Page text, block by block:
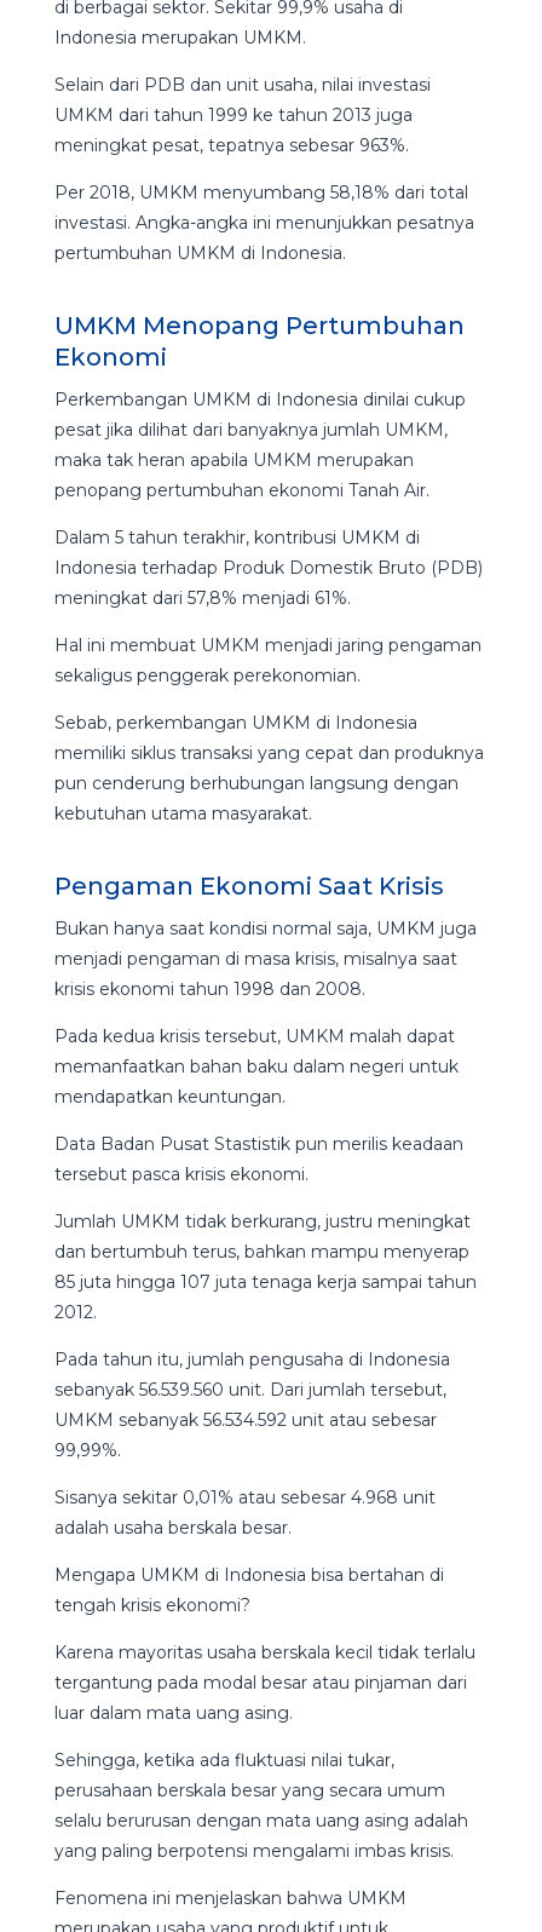
di berbagai sektor. Sekitar 99,9% usaha di
Indonesia merupakan UMKM.
Selain dari PDB dan unit usaha, nilai investasi
UMKM dari tahun 1999 ke tahun 2013 juga
meningkat pesat, tepatnya sebesar 963%.
Per 2018, UMKM menyumbang 58,18% dari total
investasi. Angka-angka ini menunjukkan pesatnya
pertumbuhan UMKM di Indonesia.
UMKM Menopang Pertumbuhan
Ekonomi
Perkembangan UMKM di Indonesia dinilai cukup
pesat jika dilihat dari banyaknya jumlah UMKM,
maka tak heran apabila UMKM merupakan
penopang pertumbuhan ekonomi Tanah Air.
Dalam 5 tahun terakhir, kontribusi UMKM di
Indonesia terhadap Produk Domestik Bruto (PDB)
meningkat dari 57,8% menjadi 61%.
Hal ini membuat UMKM menjadi jaring pengaman
sekaligus penggerak perekonomian.
Sebab, perkembangan UMKM di Indonesia
memiliki siklus transaksi yang cepat dan produknya
pun cenderung berhubungan langsung dengan
kebutuhan utama masyarakat.
Pengaman Ekonomi Saat Krisis
Bukan hanya saat kondisi normal saja, UMKM juga
menjadi pengaman di masa krisis, misalnya saat
krisis ekonomi tahun 1998 dan 2008.
Pada kedua krisis tersebut, UMKM malah dapat
memanfaatkan bahan baku dalam negeri untuk
mendapatkan keuntungan.
Data Badan Pusat Stastistik pun merilis keadaan
tersebut pasca krisis ekonomi.
Jumlah UMKM tidak berkurang, justru meningkat
dan bertumbuh terus, bahkan mampu menyerap
85 juta hingga 107 juta tenaga kerja sampai tahun
2012.
Pada tahun itu, jumlah pengusaha di Indonesia
sebanyak 56.539.560 unit. Dari jumlah tersebut,
UMKM sebanyak 56.534.592 unit atau sebesar
99,99%.
Sisanya sekitar 0,01% atau sebesar 4.968 unit
adalah usaha berskala besar.
Mengapa UMKM di Indonesia bisa bertahan di
tengah krisis ekonomi?
Karena mayoritas usaha berskala kecil tidak terlalu
tergantung pada modal besar atau pinjaman dari
luar dalam mata uang asing.
Sehingga, ketika ada fluktuasi nilai tukar,
perusahaan berskala besar yang secara umum
selalu berurusan dengan mata uang asing adalah
yang paling berpotensi mengalami imbas krisis.
Fenomena ini menjelaskan bahwa UMKM